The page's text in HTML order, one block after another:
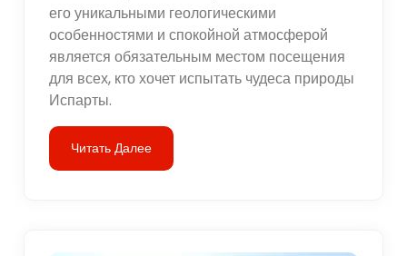
его уникальными геологическими
особенностями и спокойной атмосферой
является обязательным местом посещения
для всех, кто хочет испытать чудеса природы
Испарты.
Читать Далее